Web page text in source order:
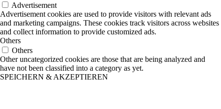
Advertisement
Advertisement cookies are used to provide visitors with relevant ads
and marketing campaigns. These cookies track visitors across websites
and collect information to provide customized ads.
Others
Others
Other uncategorized cookies are those that are being analyzed and
have not been classified into a category as yet.
SPEICHERN & AKZEPTIEREN